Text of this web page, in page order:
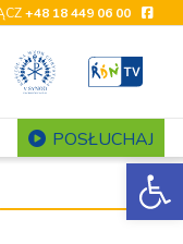
+48 18 449 06 00
POSŁUCHAJ